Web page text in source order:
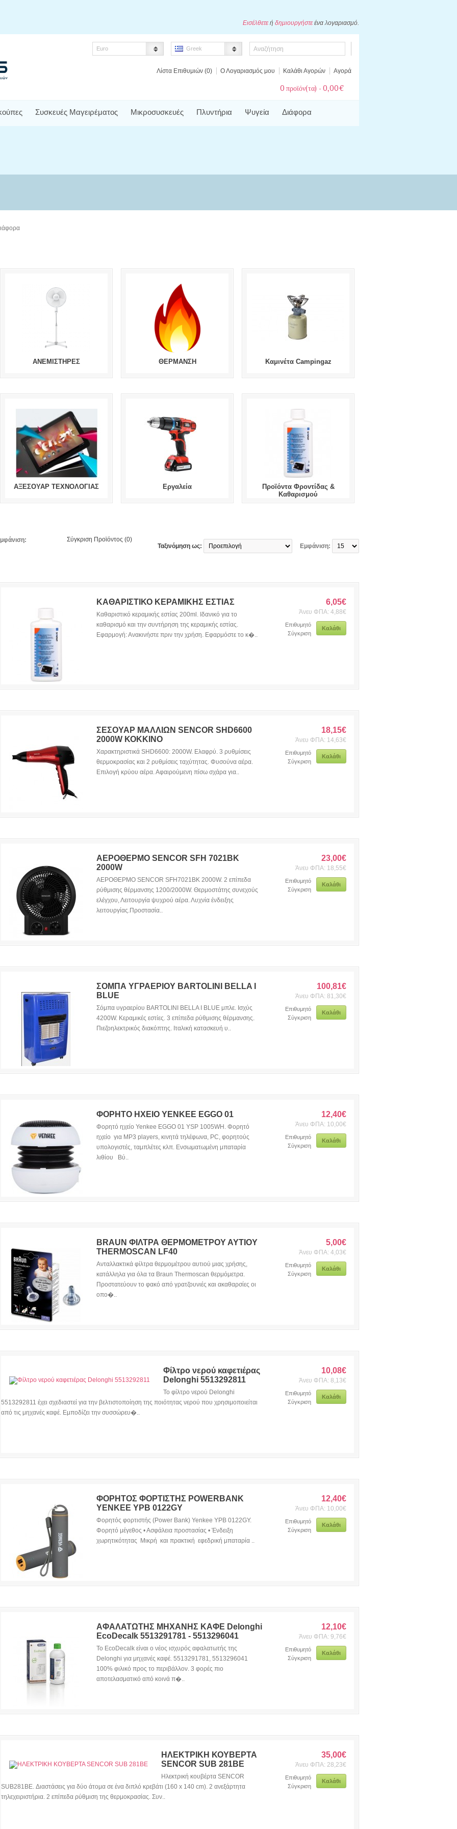
Εισέλθετεή δημιουργήστεένα λογαριασμό.
Euro Greek
Λίστα Επιθυμιών (0) Ο Λογαριασμός μου Καλάθι Αγορών Αγορά
Συσκευές Μαγειρέματος Μικροσυσκευές Πλυντήρια Ψυγεία Διάφορα
0 προϊόν(τα) - 0,00€
ΑΝΕΜΙΣΤΗΡΕΣ ΘΕΡΜΑΝΣΗ Καμινέτα Campingaz
ΑΞΕΣΟΥΑΡ ΤΕΧΝΟΛΟΓΙΑΣ Εργαλεία
Προϊόντα Φροντίδας &
Καθαρισμού
Σύγκριση Προϊόντος (0)
Εμφάνιση:
Ταξινόμηση ως:
6,05€
Άνευ ΦΠΑ: 4,88€
Καλάθι
Επιθυμητό
Σύγκριση
ΚΑΘΑΡΙΣΤΙΚΟ ΚΕΡΑΜΙΚΗΣ ΕΣΤΙΑΣ
Καθαριστικό κεραμικής εστίας 200ml. Ιδανικό για το
καθαρισμό και την συντήρηση της κεραμικής εστίας.
Εφαρμογή: Ανακινήστε πριν την χρήση. Εφαρμόστε το κ�..
18,15€
Άνευ ΦΠΑ: 14,63€
Καλάθι
Επιθυμητό
Σύγκριση
ΣΕΣΟΥΑΡ ΜΑΛΛΙΩΝ SENCOR SHD6600
2000W ΚΟΚΚΙΝΟ
Χαρακτηριστικά SHD6600: 2000W. Ελαφρύ. 3 ρυθμίσεις
θερμοκρασίας και 2 ρυθμίσεις ταχύτητας. Φυσούνα αέρα.
Επιλογή κρύου αέρα. Αφαιρούμενη πίσω σχάρα για..
23,00€
Άνευ ΦΠΑ: 18,55€
Καλάθι
Επιθυμητό
Σύγκριση
ΑΕΡΟΘΕΡΜΟ SENCOR SFH 7021BK
2000W
ΑΕΡΟΘΕΡΜΟ SENCOR SFH7021BK 2000W. 2 επίπεδα
ρύθμισης θέρμανσης 1200/2000W. Θερμοστάτης συνεχούς
ελέγχου, Λειτουργία ψυχρού αέρα. Λυχνία ένδειξης
λειτουργίας.Προστασία..
100,81€
Άνευ ΦΠΑ: 81,30€
Καλάθι
Επιθυμητό
Σύγκριση
ΣΟΜΠΑ ΥΓΡΑΕΡΙΟΥ BARTOLINI BELLA I
BLUE
Σόμπα υγραερίου BARTOLINI BELLA I BLUE μπλε. Ισχύς
4200W. Κεραμικές εστίες. 3 επίπεδα ρύθμισης θέρμανσης.
Πιεζοηλεκτρικός διακόπτης. Ιταλική κατασκευή υ..
12,40€
Άνευ ΦΠΑ: 10,00€
Καλάθι
Επιθυμητό
Σύγκριση
ΦΟΡΗΤΟ ΗΧΕΙΟ YENKEE EGGO 01
Φορητό ηχείο Yenkee EGGO 01 YSP 1005WH. Φορητό
ηχείο για MP3 players, κινητά τηλέφωνα, PC, φορητούς
υπολογιστές, ταμπλέτες κλπ. Ενσωματωμένη μπαταρία
λιθίου Βύ..
5,00€
Άνευ ΦΠΑ: 4,03€
Καλάθι
Επιθυμητό
Σύγκριση
BRAUN ΦΙΛΤΡΑ ΘΕΡΜΟΜΕΤΡΟΥ ΑΥΤΙΟΥ
THERMOSCAN LF40
Ανταλλακτικά φίλτρα θερμομέτρου αυτιού μιας χρήσης,
κατάλληλα για όλα τα Braun Thermoscan θερμόμετρα.
Προστατεύουν το φακό από γρατζουνιές και ακαθαρσίες οι
οπο�..
10,08€
Άνευ ΦΠΑ: 8,13€
Καλάθι
Επιθυμητό
Σύγκριση
Φίλτρο νερού καφετιέρας
Delonghi 5513292811
Το φίλτρο νερού Delonghi
5513292811 έχει σχεδιαστεί για την βελτιστοποίηση της ποιότητας νερού που χρησιμοποιείται
από τις μηχανές καφέ. Εμποδίζει την συσσώρευ�..
12,40€
Άνευ ΦΠΑ: 10,00€
Καλάθι
Επιθυμητό
Σύγκριση
ΦΟΡΗΤΟΣ ΦΟΡΤΙΣΤΗΣ POWERBANK
YENKEE YPB 0122GY
Φορητός φορτιστής (Power Bank) Yenkee YPB 0122GY.
Φορητό μέγεθος • Ασφάλεια προστασίας • Ένδειξη
χωρητικότητας Μικρή και πρακτική εφεδρική μπαταρία ..
12,10€
Άνευ ΦΠΑ: 9,76€
Καλάθι
Επιθυμητό
Σύγκριση
ΑΦΑΛΑΤΩΤΗΣ ΜΗΧΑΝΗΣ ΚΑΦΕ Delonghi
EcoDecalk 5513291781 - 5513296041
Το EcoDecalk είναι ο νέος ισχυρός αφαλατωτής της
Delonghi για μηχανές καφέ. 5513291781, 5513296041
100% φιλικό προς το περιβάλλον. 3 φορές πιο
αποτελασματικό από κοινά π�..
35,00€
Άνευ ΦΠΑ: 28,23€
Καλάθι
Επιθυμητό
Σύγκριση
ΗΛΕΚΤΡΙΚΗ ΚΟΥΒΕΡΤΑ
SENCOR SUB 281BE
Ηλεκτρική κουβέρτα SENCOR
SUB281BE. Διαστάσεις για δύο άτομα σε ένα διπλό κρεβάτι (160 x 140 cm). 2 ανεξάρτητα
τηλεχειριστήρια. 2 επίπεδα ρύθμιση της θερμοκρασίας. Συν..